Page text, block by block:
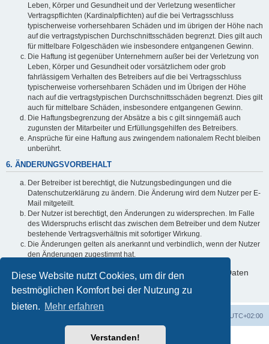
Diese Website nutzt Cookies, um dir den
bestmöglichen Komfort bei der Nutzung zu
bieten. Mehr erfahren
Verstanden!
Leben, Körper und Gesundheit und der Verletzung wesentlicher
Vertragspflichten (Kardinalpflichten) auf die bei Vertragsschluss
typischerweise vorhersehbaren Schäden und im übrigen der Höhe nach
auf die vertragstypischen Durchschnittsschäden begrenzt. Dies gilt auch
für mittelbare Folgeschäden wie insbesondere entgangenen Gewinn.
Die Haftung ist gegenüber Unternehmern außer bei der Verletzung von
Leben, Körper und Gesundheit oder vorsätzlichem oder grob
fahrlässigem Verhalten des Betreibers auf die bei Vertragsschluss
typischerweise vorhersehbaren Schäden und im Übrigen der Höhe
nach auf die vertragstypischen Durchschnittsschäden begrenzt. Dies gilt
auch für mittelbare Schäden, insbesondere entgangenen Gewinn.
Die Haftungsbegrenzung der Absätze a bis c gilt sinngemäß auch
zugunsten der Mitarbeiter und Erfüllungsgehilfen des Betreibers.
Ansprüche für eine Haftung aus zwingendem nationalem Recht bleiben
unberührt.
6. ÄNDERUNGSVORBEHALT
Der Betreiber ist berechtigt, die Nutzungsbedingungen und die
Datenschutzerklärung zu ändern. Die Änderung wird dem Nutzer per E-
Mail mitgeteilt.
Der Nutzer ist berechtigt, den Änderungen zu widersprechen. Im Falle
des Widerspruchs erlischt das zwischen dem Betreiber und dem Nutzer
bestehende Vertragsverhältnis mit sofortiger Wirkung.
Die Änderungen gelten als anerkannt und verbindlich, wenn der Nutzer
den Änderungen zugestimmt hat.
Informationen über den Umgang mit deinen persönlichen Daten
sind in der Datenschutzerklärung enthalten.
UTC+02:00
Powered byphpBB® Forum Software © phpBB Limited